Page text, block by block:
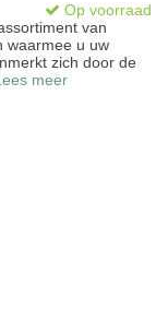
Op voorraad
van
waarmee u uw
zich door de
meer